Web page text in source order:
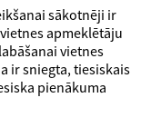
sākotnēji ir
apmeklētāju
vietnes
ir sniegta, tiesiskais
pienākuma